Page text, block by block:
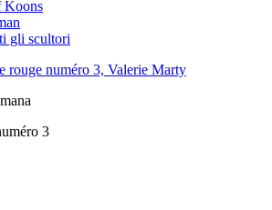
Koons
gli scultori
3